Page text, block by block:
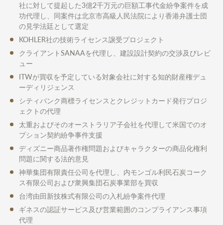
社に対して提起した3億2千万元の巨額工事代金紛争案件を成
功代理し、同案件は北京市高級人民法院により香港弁護士団
の見学法廷として選定
KOHLER社の技術ライセンス譲受プロジェクト
クライアントSANAAを代理し、建設設計契約の交渉及びレビ
ュー
ITWが買収を予定している対象会社に対する知的財産権デュ
ーディリジェンス
シティバンク商標ライセンスとクレジットカード発行プロジ
ェクトの代理
太重およびそのオーストラリア子会社を代理して米国でのオ
プション契約紛争事件支援
ディズニー商品著作権問題およびキャラクターの商品化権利
問題に関する法的意見
神華集団有限責任公司を代理し、内モンゴル利民石炭コーク
ス有限公司および衆興集団石炭事業部を買収
台湾由田新技株式有限公司の入札紛争案件代理
ギネスの認証サービス及び営業範囲のコンプライアンス事項
代理